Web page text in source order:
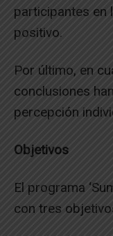
participantes en
positivo.
Por último, en
conclusiones
percepción
Objetivos
El programa
con tres